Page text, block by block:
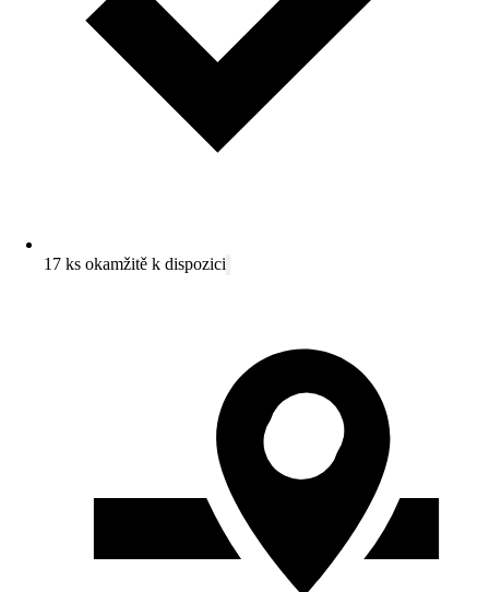
17 ks okamžitě k dispozici